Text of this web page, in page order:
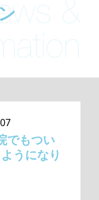
でもつい
うになり